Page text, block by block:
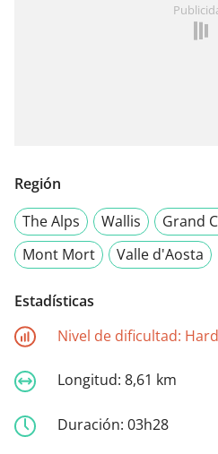
Región
The Alps
Wallis
Grand
Mont Mort
Valle d'Aosta
Estadísticas
Nivel de dificultad:
Longitud: 8,61 km
Duración: 03h28